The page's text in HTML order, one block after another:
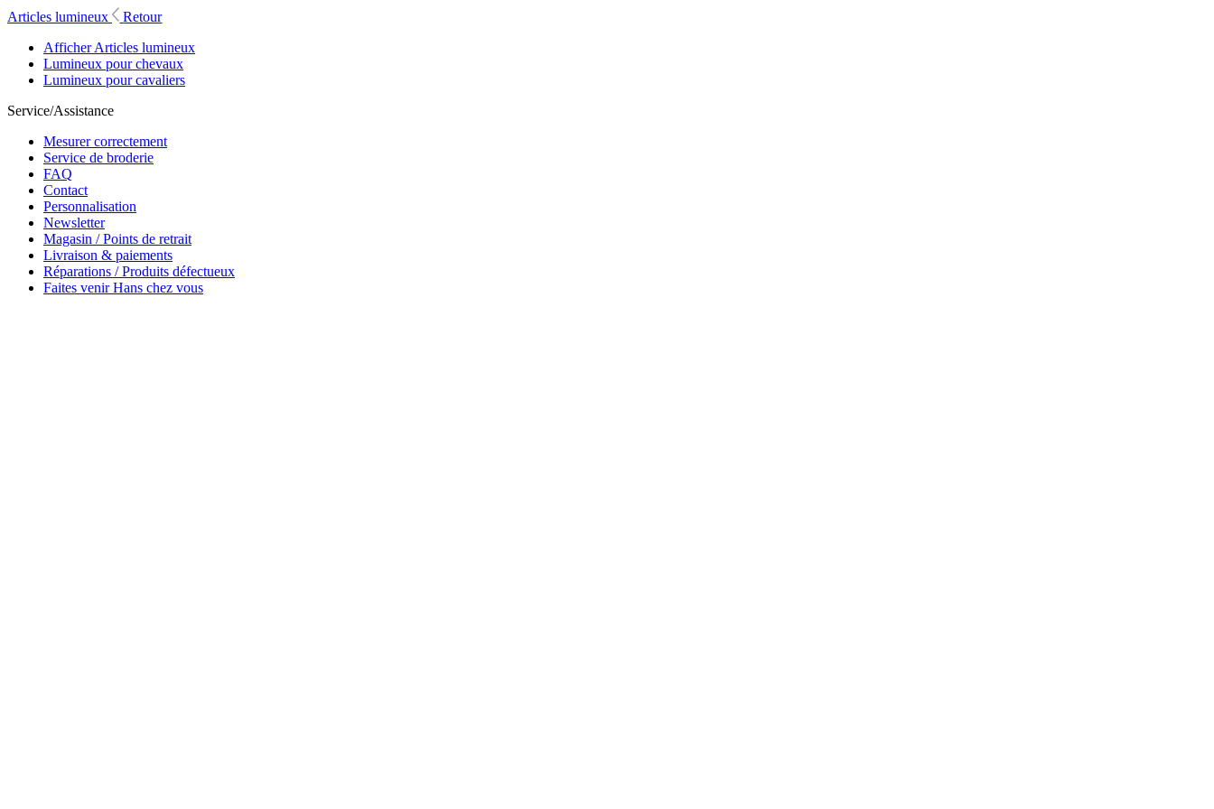
Articles lumineux
Retour
Afficher Articles lumineux
Lumineux pour chevaux
Lumineux pour cavaliers
Service/Assistance
Mesurer correctement
Service de broderie
FAQ
Contact
Personnalisation
Newsletter
Magasin / Points de retrait
Livraison & paiements
Réparations / Produits défectueux
Faites venir Hans chez vous